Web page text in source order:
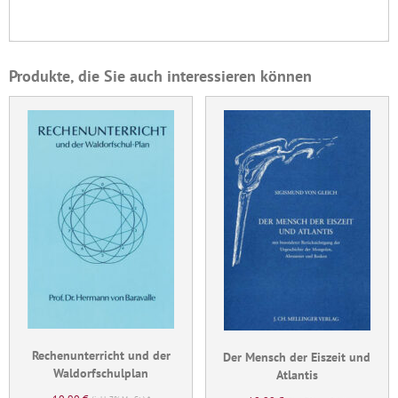
Produkte, die Sie auch interessieren können
Rechenunterricht und der
Waldorfschulplan
Der Mensch der Eiszeit und
Atlantis